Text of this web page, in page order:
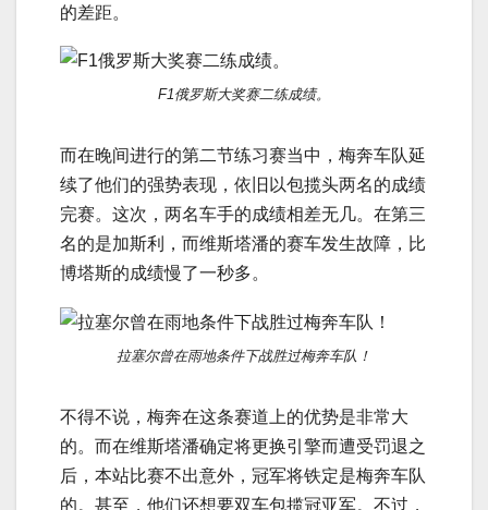
的差距。
F1俄罗斯大奖赛二练成绩。
而在晚间进行的第二节练习赛当中，梅奔车队延
续了他们的强势表现，依旧以包揽头两名的成绩
完赛。这次，两名车手的成绩相差无几。在第三
名的是加斯利，而维斯塔潘的赛车发生故障，比
博塔斯的成绩慢了一秒多。
拉塞尔曾在雨地条件下战胜过梅奔车队！
不得不说，梅奔在这条赛道上的优势是非常大
的。而在维斯塔潘确定将更换引擎而遭受罚退之
后，本站比赛不出意外，冠军将铁定是梅奔车队
的。甚至，他们还想要双车包揽冠亚军。不过，